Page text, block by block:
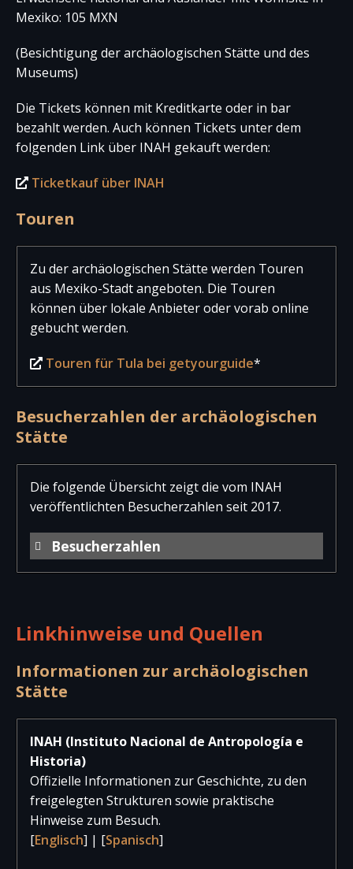
Mexiko: 105 MXN
(Besichtigung der archäologischen Stätte und des
Museums)
Die Tickets können mit Kreditkarte oder in bar
bezahlt werden. Auch können Tickets unter dem
folgenden Link über INAH gekauft werden:
Ticketkauf über INAH
Touren
Zu der archäologischen Stätte werden Touren
aus Mexiko-Stadt angeboten. Die Touren
können über lokale Anbieter oder vorab online
gebucht werden.
Touren für Tula bei getyourguide*
Besucherzahlen der archäologischen
Stätte
Die folgende Übersicht zeigt die vom INAH
veröffentlichten Besucherzahlen seit 2017.
Besucherzahlen
Jahr
Besucher
Besucher
2025 128.266 5.231
2024
5.249
2023
2021
2020
45.635 2.256
2019
220.192
Linkhinweise und Quellen
Informationen zur archäologischen
Stätte
INAH (Instituto Nacional de Antropología e
Historia)
Offizielle Informationen zur Geschichte, zu den
freigelegten Strukturen sowie praktische
Hinweise zum Besuch.
[Englisch] | [Spanisch]